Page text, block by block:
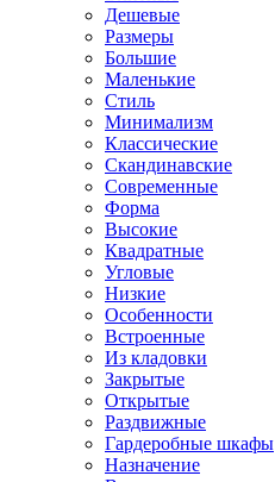
Дешевые
Размеры
Большие
Маленькие
Стиль
Минимализм
Классические
Скандинавские
Современные
Форма
Высокие
Квадратные
Угловые
Низкие
Особенности
Встроенные
Из кладовки
Закрытые
Открытые
Раздвижные
Гардеробные шкафы
Назначение